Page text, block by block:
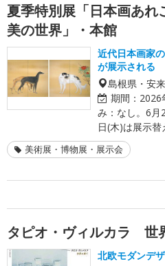
夏季特別展「日本画あれ
美の世界」・本館
近代日本画家
が展示される
島根県・安
期間： 2026
み：なし。6月
日(木)は展示
美術展・博物展・展示会
タピオ・ヴィルカラ 世
北欧モダンデ